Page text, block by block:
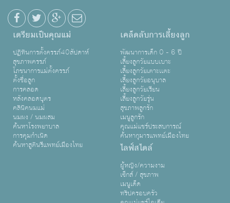
เตรียมเป็นคุณแม่
ปฏิทินการตั้งครรภ์40สัปดาห์
สุขภาพครรภ์
โภชนาการแม่ตั้งครรภ์
ตั้งชื่อลูก
การคลอด
หลังคลอดบุตร
คลินิคนมแม่
นมผง / นมผสม
ค้นหาโรงพยาบาล
การคุมกำเนิด
ค้นหาสูตินรีแพทย์เมืองไทย
เคล็ดลับการเลี้ยงลูก
พัฒนาการเด็ก 0 - 6 ปี
เลี้ยงลูกวัยแบบเบาะ
เลี้ยงลูกวัยเตาะเเตะ
เลี้ยงลูกวัยอนุบาล
เลี้ยงลูกวัยเรียน
เลี้ยงลูกวัยรุ่น
สุขภาพลูกรัก
เมนูลูกรัก
คุณแม่แชร์ประสบการณ์
ค้นหากุมารแพทย์เมืองไทย
ไลฟ์สไตล์
ผู้หญิง/ความงาม
เซ็กส์ / สุขภาพ
เมนูเด็ด
ทริปครอบครัว